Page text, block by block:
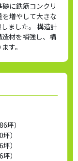
に鉄筋コンクリ
増やして大きな
ました。 構造計
材を補強し、構
す。
坪）
）
）
）